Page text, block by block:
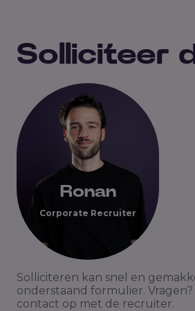
Solliciteer
Ronan
Corporate Recruiter
Solliciteren kan snel en
onderstaand formulier.
contact op met de recruiter.